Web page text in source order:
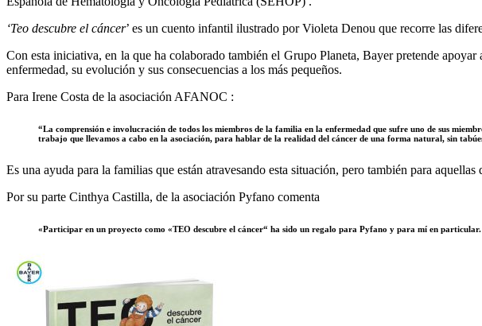
‘Teo descubre el cáncer’ es un cuento infantil ilustrado por Violeta Denou que recorre las
Con esta iniciativa, en la que ha colaborado también el Grupo Planeta, Bayer pretende
enfermedad, su evolución y sus consecuencias a los más pequeños.
Para Irene Costa de la asociación AFANOC :
“La comprensión e involucración de todos los miembros de la familia en la enfermedad que sufre uno de sus
trabajo que llevamos a cabo en la asociación, para hablar de la realidad del cáncer de una forma natural, sin
Es una ayuda para la familias que están atravesando esta situación, pero también para
Por su parte Cinthya Castilla, de la asociación Pyfano comenta
«Participar en un proyecto como «TEO descubre el cáncer“ ha sido un regalo para Pyfano y para mí en